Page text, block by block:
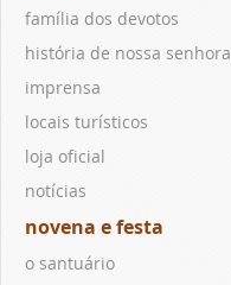
família dos devotos
história de nossa senhora
imprensa
locais turísticos
loja oficial
notícias
novena e festa
o santuário